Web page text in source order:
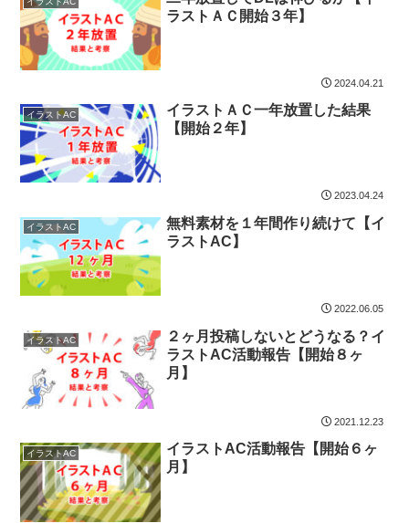
ラストＡＣ開始３年】
2024.04.21
イラストAC
イラストＡＣ一年放置した結果
【開始２年】
2023.04.24
イラストAC
無料素材を１年間作り続けて【イ
ラストAC】
2022.06.05
イラストAC
２ヶ月投稿しないとどうなる？イ
ラストAC活動報告【開始８ヶ
月】
2021.12.23
イラストAC
イラストAC活動報告【開始６ヶ
月】